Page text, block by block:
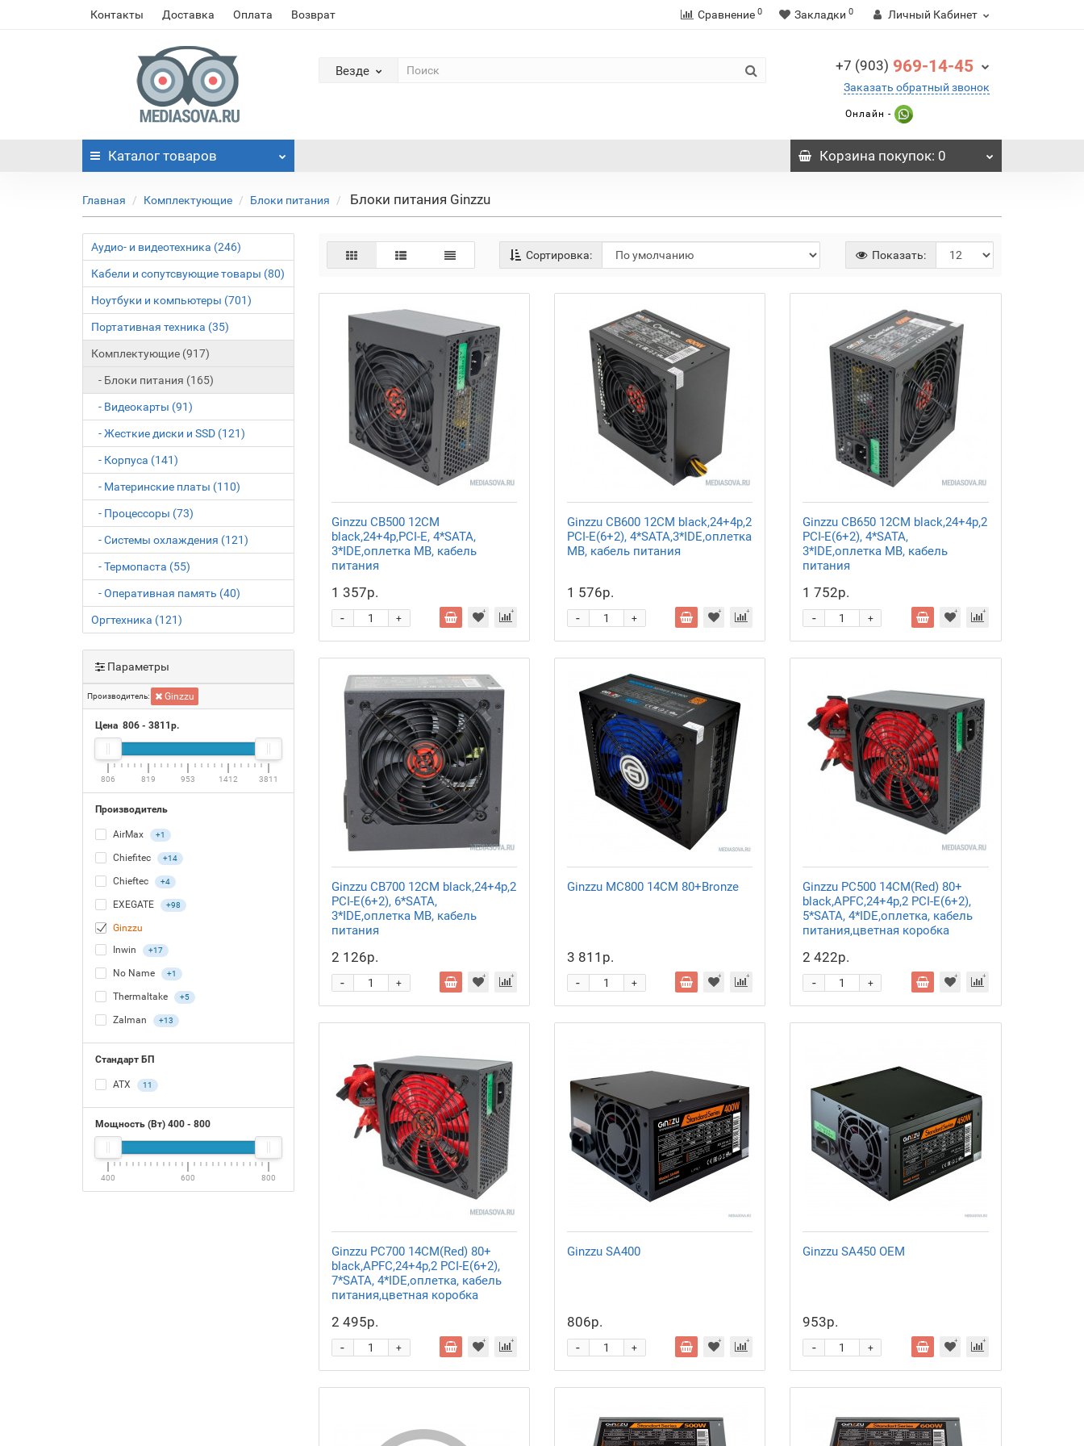
Контакты Доставка Оплата Возврат Сравнение 0 Закладки 0 Личный Кабинет
Везде +7 (903) 969-14-45
Заказать обратный звонок
Онлайн -
Каталог товаров Корзинапокупок: 0
Главная Комплектующие Блоки питания Блоки питания Ginzzu
Аудио- и видеотехника (246)
Кабели и сопутсвующие товары (80)
Ноутбуки и компьютеры (701)
Портативная техника (35)
Комплектующие (917)
- Блоки питания (165)
- Видеокарты (91)
- Жесткие диски и SSD (121)
- Корпуса (141)
- Материнские платы (110)
- Процессоры (73)
- Системы охлаждения (121)
- Термопаста (55)
- Оперативная память (40)
Оргтехника (121)
Параметры
Производитель: Ginzzu
Цена 806 - 3811 р.
806 819 953 1412 3811
Производитель
AirMax +1
Chiefitec +14
Chieftec +4
EXEGATE +98
Ginzzu
Inwin
+17
No Name +1
Thermaltake +5
Zalman +13
Стандарт БП
ATX 11
Мощность (Вт) 400 - 800
400 600 800
Сортировка: Показать:
Ginzzu CB500 12CM
black,24+4p,PCI-E, 4*SATA,
3*IDE,оплетка MB, кабель
питания
1 357р.
+
-
Ginzzu CB600 12CM black,24+4p,2
PCI-E(6+2), 4*SATA,3*IDE,оплетка
MB, кабель питания
1 576р.
+
-
Ginzzu CB650 12CM black,24+4p,2
PCI-E(6+2), 4*SATA,
3*IDE,оплетка MB, кабель
питания
1 752р.
+
-
Ginzzu CB700 12CM black,24+4p,2
PCI-E(6+2), 6*SATA,
3*IDE,оплетка MB, кабель
питания
2 126р.
+
-
Ginzzu MC800 14CM 80+Bronze
3 811р.
+
-
Ginzzu PC500 14CM(Red) 80+
black,APFC,24+4p,2 PCI-E(6+2),
5*SATA, 4*IDE,оплетка, кабель
питания,цветная коробка
2 422р.
+
-
Ginzzu PC700 14CM(Red) 80+
black,APFC,24+4p,2 PCI-E(6+2),
7*SATA, 4*IDE,оплетка, кабель
питания,цветная коробка
2 495р.
+
-
Ginzzu SA400
806р.
+
-
Ginzzu SA450 OEM
953р.
+
-